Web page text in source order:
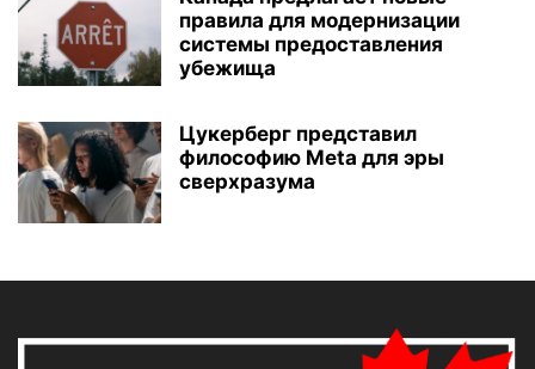
правила для модернизации
системы предоставления
убежища
Цукерберг представил
философию Meta для эры
сверхразума